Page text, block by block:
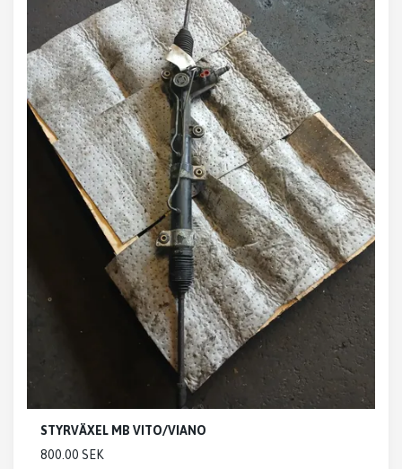
STYRVÄXEL MB VITO/VIANO
800.00 SEK